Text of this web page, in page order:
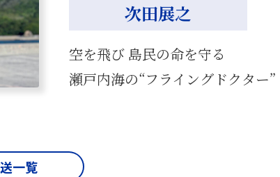
次田展之
空を飛び 島民の命を守る
瀬戸内海の“フライングドクター”
一覧